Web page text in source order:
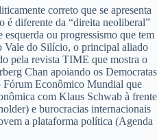
correto que se apresenta
é diferente da “direita neoliberal”
ou progressismo que tem
Vale do Silício, o principal aliado
pela revista TIME que mostra o
Chan apoiando os Democratas
Fórum Econômico Mundial que
com Klaus Schwab à frente
e burocracias internacionais
a plataforma política (Agenda